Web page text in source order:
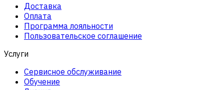
Доставка
Оплата
Программа лояльности
Пользовательское соглашение
Услуги
Сервисное обслуживание
Обучение